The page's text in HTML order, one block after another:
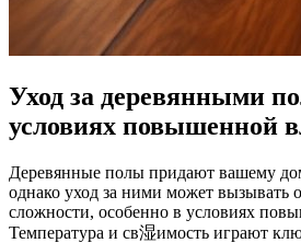
Уход за деревянными
условиях повышенной
Деревянные полы придают вашему
однако уход за ними может вызывать
сложности, особенно в условиях
Температура и св湿имость играют